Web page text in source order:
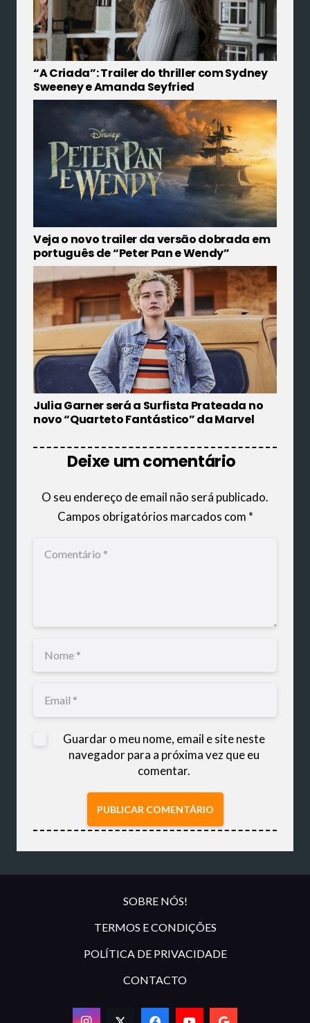
“A Criada”: Trailer do thriller com Sydney
Sweeney e Amanda Seyfried
Veja o novo trailer da versão dobrada em
português de “Peter Pan e Wendy”
Julia Garner será a Surfista Prateada no
novo “Quarteto Fantástico” da Marvel
Deixe um comentário
O seu endereço de email não será publicado.
Campos obrigatórios marcados com *
Guardar o meu nome, email e site neste
navegador para a próxima vez que eu
comentar.
PUBLICAR COMENTÁRIO
SOBRE NÓS!
TERMOS E CONDIÇÕES
POLÍTICA DE PRIVACIDADE
CONTACTO